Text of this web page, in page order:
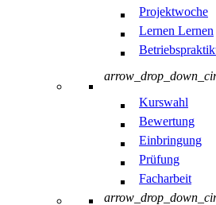
Projektwoche
Lernen Lernen
Kurswahl
Bewertung
Einbringung
Prüfung
Facharbeit